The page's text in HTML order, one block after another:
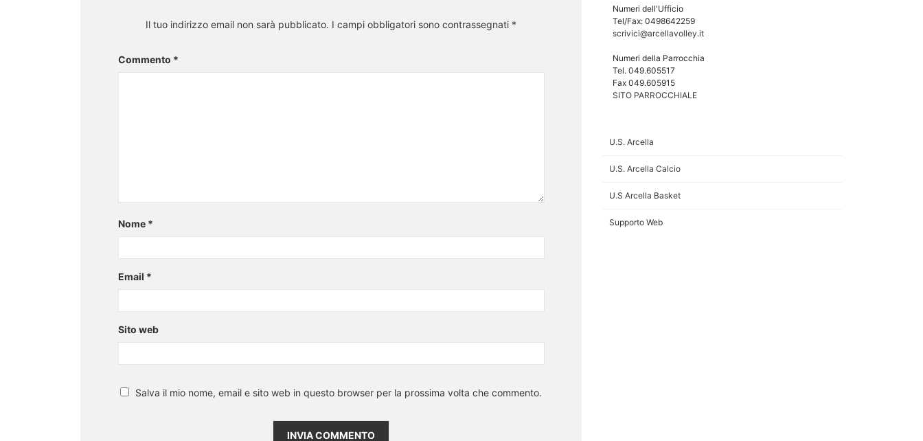
Il tuo indirizzo email non sarà pubblicato. I campi obbligatori sono contrassegnati *
Commento *
Nome *
Email *
Sito web
Salva il mio nome, email e sito web in questo browser per la prossima volta che commento.
Numeri dell'Ufficio
Tel/Fax: 0498642259
scrivici@arcellavolley.it
Numeri della Parrocchia
Tel. 049.605517
Fax 049.605915
SITO PARROCCHIALE
U.S. Arcella
U.S. Arcella Calcio
U.S Arcella Basket
Supporto Web